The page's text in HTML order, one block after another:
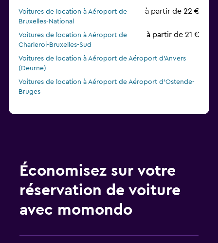
Voitures de location à Aéroport de
Bruxelles-National
à partir de 22 €
Voitures de location à Aéroport de
Charleroi-Bruxelles-Sud
à partir de 21 €
Voitures de location à Aéroport de Aéroport d'Anvers
(Deurne)
Voitures de location à Aéroport de Aéroport d'Ostende-
Bruges
Économisez sur votre
réservation de voiture
avec momondo